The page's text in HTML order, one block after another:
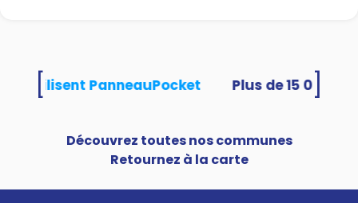
utilisent PanneauPocket
Découvrez toutes nos communes
Retournez à la carte